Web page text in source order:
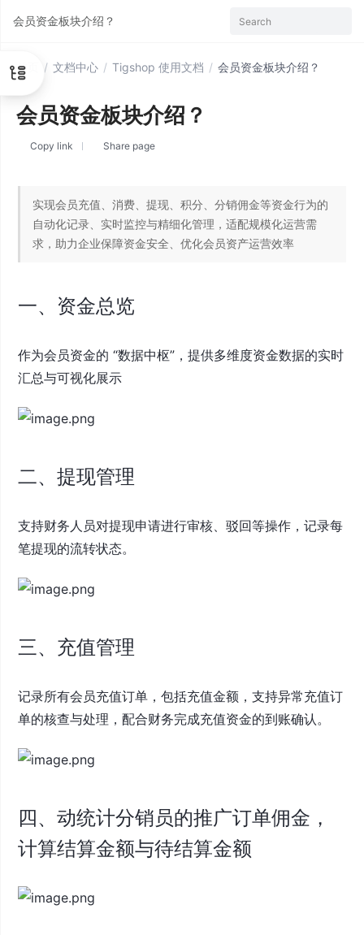
首页 / 文档中心 / Tigshop 使用文档 / 会员资金板块介绍？
会员资金板块介绍？
Copy link Share page
实现会员充值、消费、提现、积分、分销佣金等资金行为的
自动化记录、实时监控与精细化管理，适配规模化运营需
求，助力企业保障资金安全、优化会员资产运营效率
一、资金总览
作为会员资金的 “数据中枢”，提供多维度资金数据的实时
汇总与可视化展示
二、提现管理
支持财务人员对提现申请进行审核、驳回等操作，记录每
笔提现的流转状态。
三、充值管理
记录所有会员充值订单，包括充值金额，支持异常充值订
单的核查与处理，配合财务完成充值资金的到账确认。
四、动统计分销员的推广订单佣金，
计算结算金额与待结算金额
会员资金板块介绍？ Search